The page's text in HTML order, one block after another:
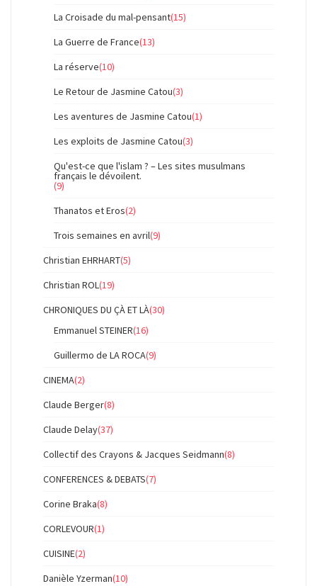
La Croisade du mal-pensant(15)
La Guerre de France(13)
La réserve(10)
Le Retour de Jasmine Catou(3)
Les aventures de Jasmine Catou(1)
Les exploits de Jasmine Catou(3)
Qu'est-ce que l'islam ? – Les sites musulmans
français le dévoilent.
(9)
Thanatos et Eros(2)
Trois semaines en avril(9)
Christian EHRHART(5)
Christian ROL(19)
CHRONIQUES DU ÇÀ ET LÀ(30)
Emmanuel STEINER(16)
Guillermo de LA ROCA(9)
CINEMA(2)
Claude Berger(8)
Claude Delay(37)
Collectif des Crayons & Jacques Seidmann(8)
CONFERENCES & DEBATS(7)
Corine Braka(8)
CORLEVOUR(1)
CUISINE(2)
Danièle Yzerman(10)